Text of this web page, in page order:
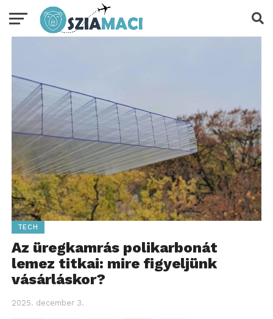
TECH
Az üregkamrás polikarbonát
lemez titkai: mire figyeljünk
vásárláskor?
2025. december 3.